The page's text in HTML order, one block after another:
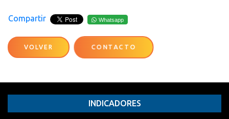
Compartir Whatsapp
VOLVER CONTACTO
INDICADORES